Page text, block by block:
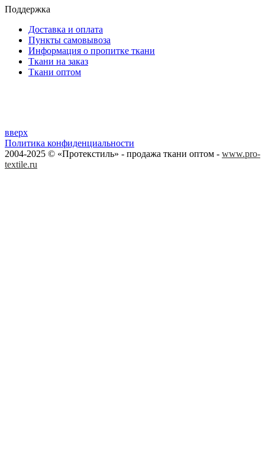
Поддержка
Доставка и оплата
Пункты самовывоза
Информация о пропитке ткани
Ткани на заказ
Ткани оптом
вверх
Политика конфиденциальности
2004-2025 © «Протекстиль» - продажа ткани оптом - www.pro-
textile.ru